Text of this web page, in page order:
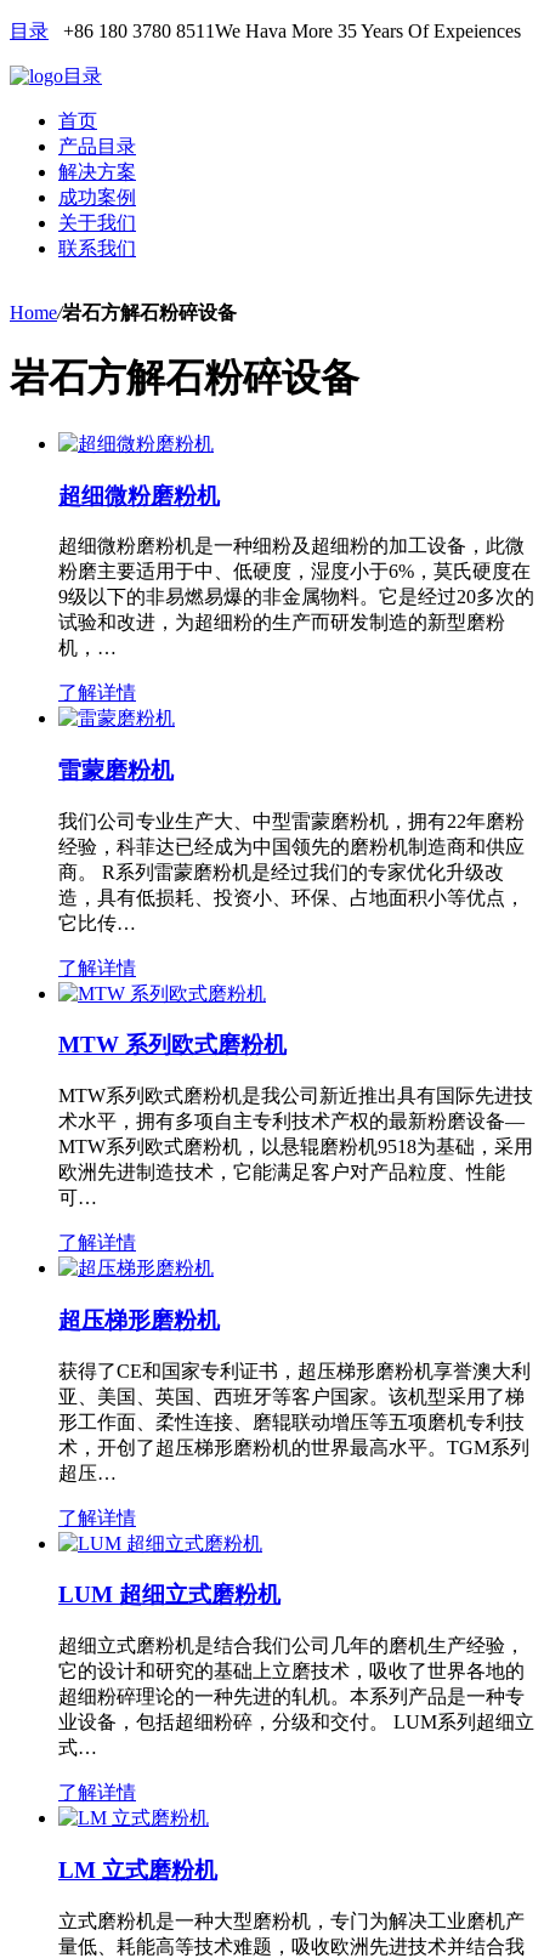
目录 +86 180 3780 8511We Hava More 35 Years Of Expeiences
目录
首页
产品目录
解决方案
成功案例
关于我们
联系我们
Home/岩石方解石粉碎设备
岩石方解石粉碎设备
超细微粉磨粉机
超细微粉磨粉机是一种细粉及超细粉的加工设备，此微
粉磨主要适用于中、低硬度，湿度小于6%，莫氏硬度在
9级以下的非易燃易爆的非金属物料。它是经过20多次的
试验和改进，为超细粉的生产而研发制造的新型磨粉
机，…
了解详情
雷蒙磨粉机
我们公司专业生产大、中型雷蒙磨粉机，拥有22年磨粉
经验，科菲达已经成为中国领先的磨粉机制造商和供应
商。 R系列雷蒙磨粉机是经过我们的专家优化升级改
造，具有低损耗、投资小、环保、占地面积小等优点，
它比传…
了解详情
MTW 系列欧式磨粉机
MTW系列欧式磨粉机是我公司新近推出具有国际先进技
术水平，拥有多项自主专利技术产权的最新粉磨设备—
MTW系列欧式磨粉机，以悬辊磨粉机9518为基础，采用
欧洲先进制造技术，它能满足客户对产品粒度、性能
可…
了解详情
超压梯形磨粉机
获得了CE和国家专利证书，超压梯形磨粉机享誉澳大利
亚、美国、英国、西班牙等客户国家。该机型采用了梯
形工作面、柔性连接、磨辊联动增压等五项磨机专利技
术，开创了超压梯形磨粉机的世界最高水平。TGM系列
超压…
了解详情
LUM 超细立式磨粉机
超细立式磨粉机是结合我们公司几年的磨机生产经验，
它的设计和研究的基础上立磨技术，吸收了世界各地的
超细粉碎理论的一种先进的轧机。本系列产品是一种专
业设备，包括超细粉碎，分级和交付。 LUM系列超细立
式…
了解详情
LM 立式磨粉机
立式磨粉机是一种大型磨粉机，专门为解决工业磨机产
量低、耗能高等技术难题，吸收欧洲先进技术并结合我